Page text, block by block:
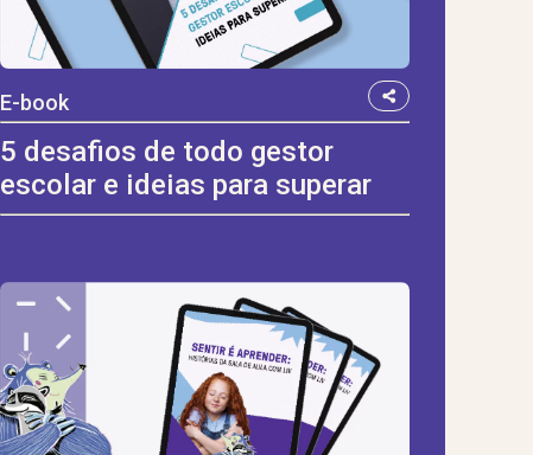
E-book
5 desafios de todo gestor
escolar e ideias para superar